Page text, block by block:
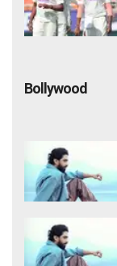
Bollywood